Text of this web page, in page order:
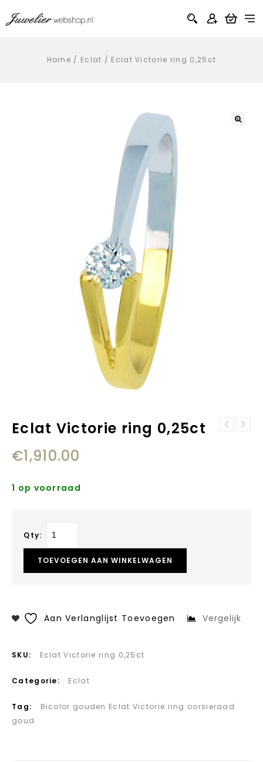
Home / Eclat / Eclat Victorie ring 0,25ct
Eclat Victorie ring 0,25ct
€1,910.00
1 op voorraad
Qty:
TOEVOEGEN AAN WINKELWAGEN
Aan Verlanglijst Toevoegen Vergelijk
SKU: Eclat Victorie ring 0,25ct
Categorie: Eclat
Tag:
Bicolor gouden Eclat Victorie ring oorsieraad
goud